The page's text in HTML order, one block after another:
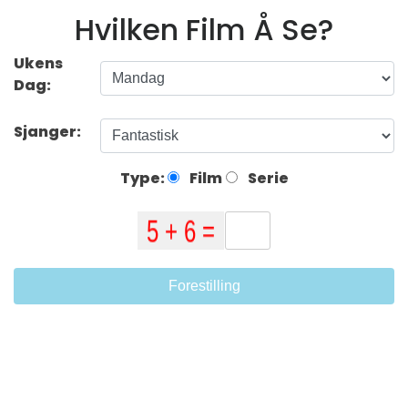
Hvilken Film Å Se?
Ukens
Dag:
Sjanger:
Type: Film Serie
Forestilling